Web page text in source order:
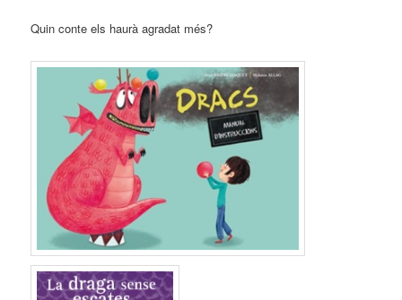
Quin conte els haurà agradat més?